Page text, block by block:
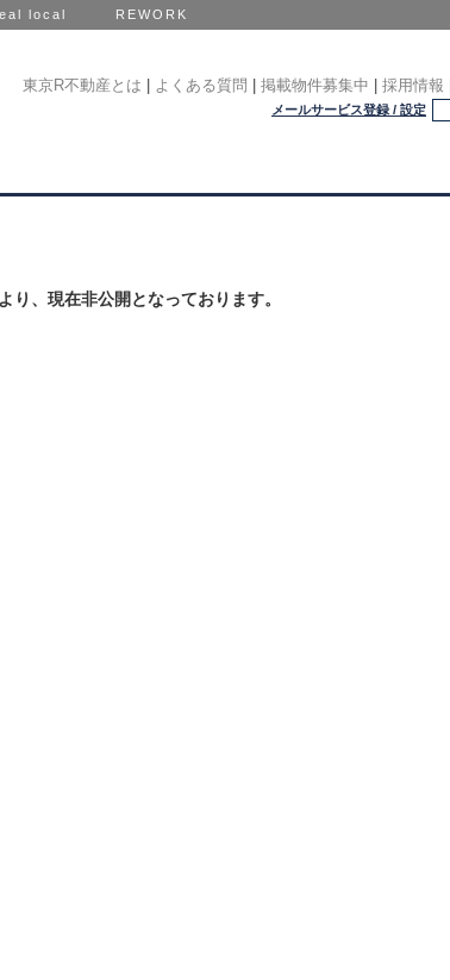
local REWORK
東京R不動産とは よくある質問 掲載物件募集中 採用情報
メールサービス登録 / 設定
り、現在非公開となっております。